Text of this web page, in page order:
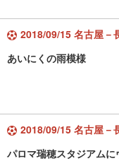
2018/09/15 名古屋－
あいにくの雨模様
2018/09/15 名古屋－
パロマ瑞穂スタジアムに